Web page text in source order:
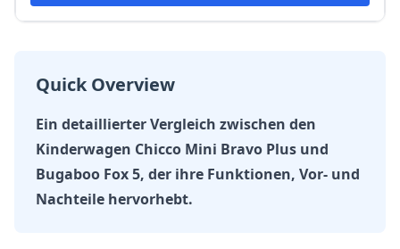
Quick Overview
Ein detaillierter Vergleich zwischen den
Kinderwagen Chicco Mini Bravo Plus und
Bugaboo Fox 5, der ihre Funktionen, Vor- und
Nachteile hervorhebt.